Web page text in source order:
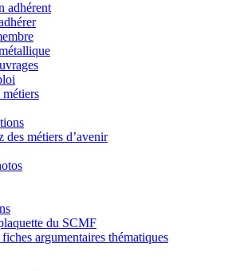
adhérent
des métiers d’avenir
du SCMF
argumentaires thématiques